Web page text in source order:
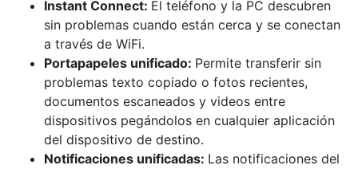
Instant Connect: El teléfono y la PC descubren
sin problemas cuando están cerca y se conectan
a través de WiFi.
Portapapeles unificado: Permite transferir sin
problemas texto copiado o fotos recientes,
documentos escaneados y videos entre
dispositivos pegándolos en cualquier aplicación
del dispositivo de destino.
Notificaciones unificadas: Las notificaciones del